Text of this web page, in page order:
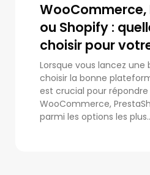
WooCommerce,
ou Shopify :
choisir pour
Lorsque vous lancez une
choisir la bonne
est crucial pour répondre
WooCommerce,
parmi les options les